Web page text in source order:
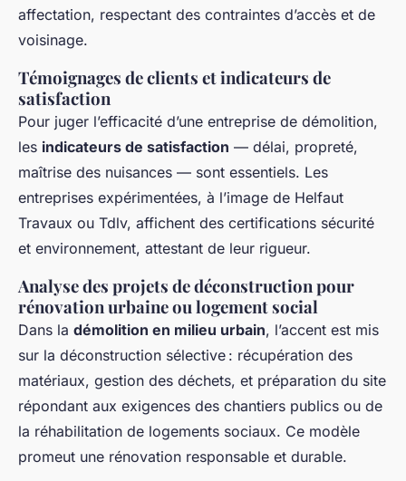
affectation, respectant des contraintes d’accès et de
voisinage.
Témoignages de clients et indicateurs de
satisfaction
Pour juger l’efficacité d’une entreprise de démolition,
les indicateurs de satisfaction — délai, propreté,
maîtrise des nuisances — sont essentiels. Les
entreprises expérimentées, à l’image de Helfaut
Travaux ou Tdlv, affichent des certifications sécurité
et environnement, attestant de leur rigueur.
Analyse des projets de déconstruction pour
rénovation urbaine ou logement social
Dans la démolition en milieu urbain, l’accent est mis
sur la déconstruction sélective : récupération des
matériaux, gestion des déchets, et préparation du site
répondant aux exigences des chantiers publics ou de
la réhabilitation de logements sociaux. Ce modèle
promeut une rénovation responsable et durable.